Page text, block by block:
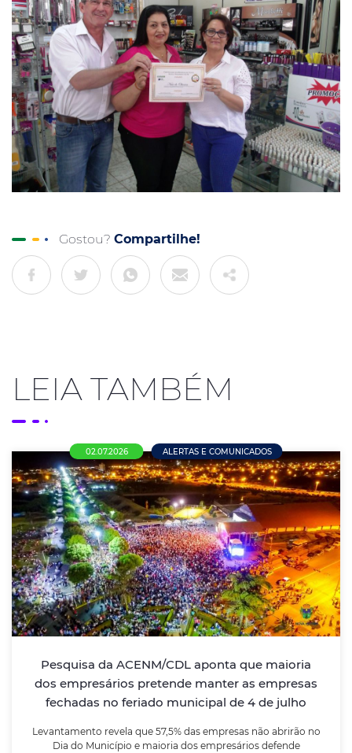
Gostou? Compartilhe!
LEIA TAMBÉM
02.07.2026 ALERTAS E COMUNICADOS
Pesquisa da ACENM/CDL aponta que maioria
dos empresários pretende manter as empresas
fechadas no feriado municipal de 4 de julho
Levantamento revela que 57,5% das empresas não abrirão no
Dia do Município e maioria dos empresários defende
Pesquisa da ACENM/CDL aponta que
maioria dos empresários pretende manter
as empresas fechadas no feriado
municipal de 4 de julho
Levantamento revela que 57,5% das empresas não
empresários defende liberdade de decisão para cada
empreendimento